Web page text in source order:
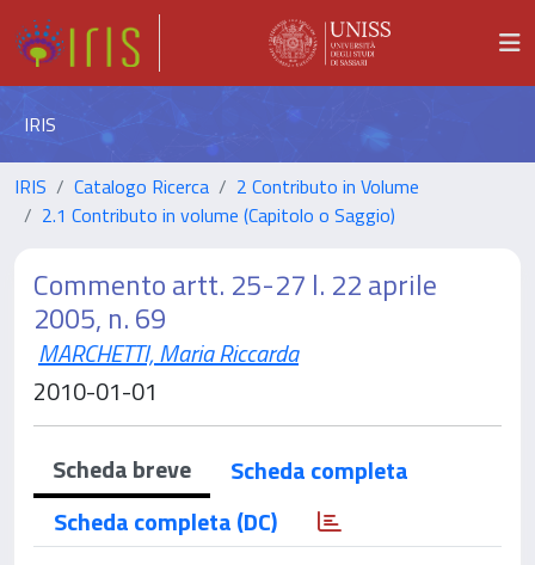
IRIS
IRIS Catalogo Ricerca
2 Contributo in Volume
2.1 Contributo in volume (Capitolo o Saggio)
Commento artt. 25-27 l. 22 aprile
2005, n. 69
MARCHETTI, Maria Riccarda
2010-01-01
Scheda breve
Scheda completa
Scheda completa (DC)